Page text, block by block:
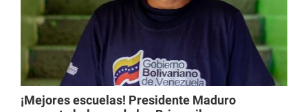
¡Mejores escuelas! Presidente Maduro